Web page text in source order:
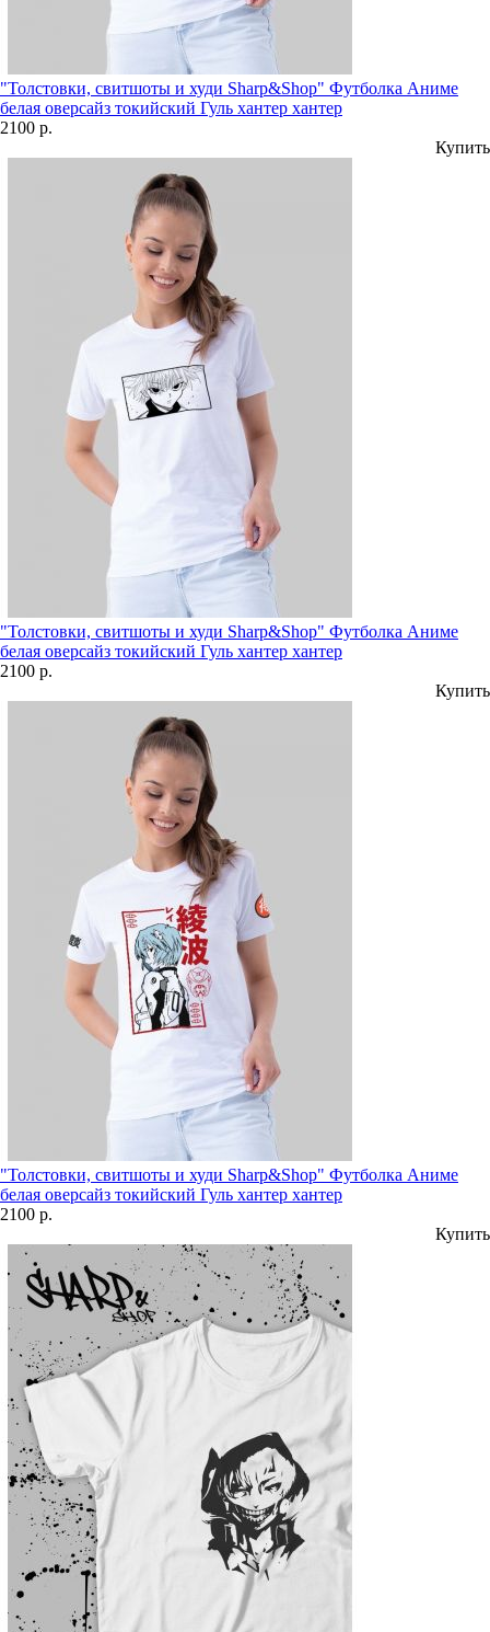
"Толстовки, свитшоты и худи Sharp&Shop" Футболка Аниме
белая оверсайз токийский Гуль хантер хантер
2100 р.
Купить
"Толстовки, свитшоты и худи Sharp&Shop" Футболка Аниме
белая оверсайз токийский Гуль хантер хантер
2100 р.
Купить
"Толстовки, свитшоты и худи Sharp&Shop" Футболка Аниме
белая оверсайз токийский Гуль хантер хантер
2100 р.
Купить